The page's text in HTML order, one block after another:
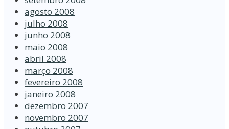
agosto 2008
julho 2008
junho 2008
maio 2008
abril 2008
março 2008
fevereiro 2008
janeiro 2008
dezembro 2007
novembro 2007